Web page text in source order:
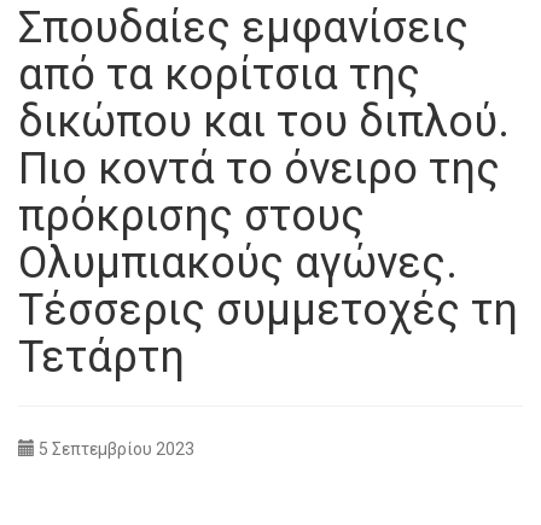
Σπουδαίες εμφανίσεις
από τα κορίτσια της
δικώπου και του διπλού.
Πιο κοντά το όνειρο της
πρόκρισης στους
Ολυμπιακούς αγώνες.
Τέσσερις συμμετοχές τη
Τετάρτη
5 Σεπτεμβρίου 2023